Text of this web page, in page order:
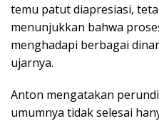
temu patut diapresiasi,
menunjukkan bahwa
menghadapi berbagai
ujarnya.
Anton mengatakan
umumnya tidak selesai